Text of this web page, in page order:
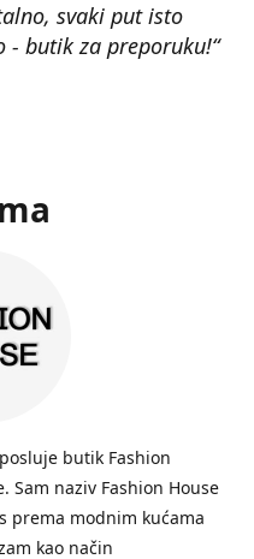
svaki put isto
- butik za preporuku!“
butik Fashion
Sam naziv Fashion House
prema modnim kućama
kao način